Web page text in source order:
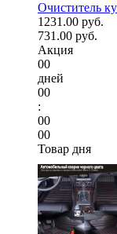
Очиститель
1231.00 руб.
731.00 руб.
Акция
00
дней
00
:
00
00
Товар дня